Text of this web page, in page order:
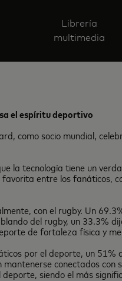
Librería
multimedia
el espíritu deportivo
como socio mundial,
la tecnología tiene un
entre los fanáticos,
con el rugby. Un
del rugby, un 33.3%
de fortaleza física y
por el deporte, un 51%
conectados
siendo el más